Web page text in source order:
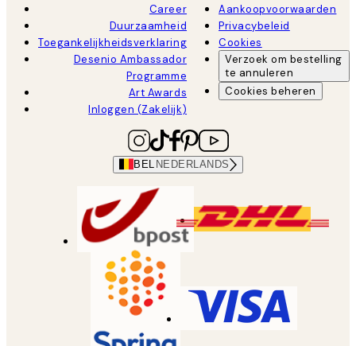
Career
Duurzaamheid
Toegankelijkheidsverklaring
Desenio Ambassador
Programme
Art Awards
Inloggen (Zakelijk)
Aankoopvoorwaarden
Privacybeleid
Cookies
Verzoek om bestelling
te annuleren
Cookies beheren
BEL NEDERLANDS